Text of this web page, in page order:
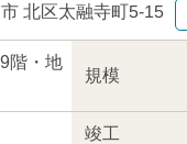
北区太融寺町5-15
階・地
規模
竣工